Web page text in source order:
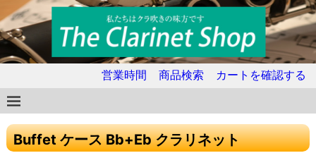
営業時間 商品検索 カートを確認する
Buffet ケース Bb+Eb クラリネット